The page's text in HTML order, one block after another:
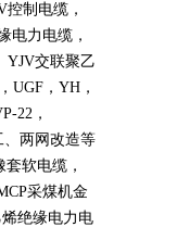
控制电缆，
电力电缆，
YJV交联聚乙
， UGF ， YH ，
22 ，
、两网改造等
套软电缆，
采煤机金
绝缘电力电